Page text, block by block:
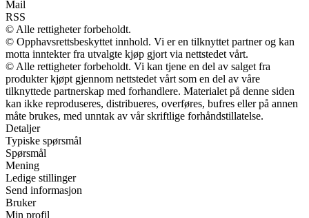
Mail
RSS
© Alle rettigheter forbeholdt.
© Opphavsrettsbeskyttet innhold. Vi er en tilknyttet partner og kan
motta inntekter fra utvalgte kjøp gjort via nettstedet vårt.
© Alle rettigheter forbeholdt. Vi kan tjene en del av salget fra
produkter kjøpt gjennom nettstedet vårt som en del av våre
tilknyttede partnerskap med forhandlere. Materialet på denne siden
kan ikke reproduseres, distribueres, overføres, bufres eller på annen
måte brukes, med unntak av vår skriftlige forhåndstillatelse.
Detaljer
Typiske spørsmål
Spørsmål
Mening
Ledige stillinger
Send informasjon
Bruker
Min profil